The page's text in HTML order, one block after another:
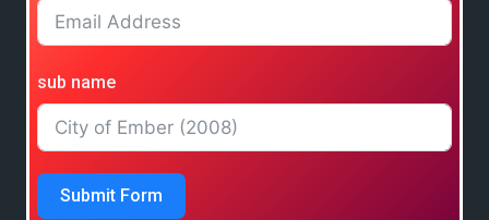
sub name
Submit Form